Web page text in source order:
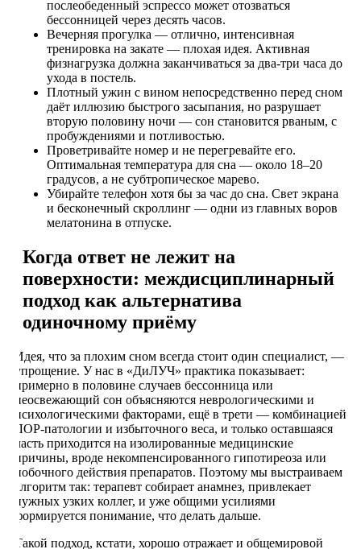
послеобеденный эспрессо может отозваться
бессонницей через десять часов.
Вечерняя прогулка — отлично, интенсивная
тренировка на закате — плохая идея. Активная
физнагрузка должна заканчиваться за два-три часа до
ухода в постель.
Плотный ужин с вином непосредственно перед сном
даёт иллюзию быстрого засыпания, но разрушает
вторую половину ночи — сон становится рваным, с
пробуждениями и потливостью.
Проветривайте номер и не перегревайте его.
Оптимальная температура для сна — около 18–20
градусов, а не субтропическое марево.
Убирайте телефон хотя бы за час до сна. Свет экрана
и бесконечный скроллинг — одни из главных воров
мелатонина в отпуске.
Когда ответ не лежит на
поверхности: междисциплинарный
подход как альтернатива
одиночному приёму
Идея, что за плохим сном всегда стоит один специалист, —
упрощение. У нас в «ДиЛУЧ» практика показывает:
примерно в половине случаев бессонница или
неосвежающий сон объясняются неврологическими и
психологическими факторами, ещё в трети — комбинацией
ЛОР-патологии и избыточного веса, и только оставшаяся
часть приходится на изолированные медицинские
причины, вроде некомпенсированного гипотиреоза или
побочного действия препаратов. Поэтому мы выстраиваем
алгоритм так: терапевт собирает анамнез, привлекает
нужных узких коллег, и уже общими усилиями
формируется понимание, что делать дальше.
Такой подход, кстати, хорошо отражает и общемировой